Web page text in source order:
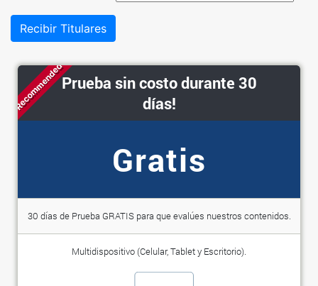
Recibir Titulares
RecommendedPrueba sin costo durante 30
días!
Gratis
30 días de Prueba GRATIS para que evalúes nuestros contenidos.
Multidispositivo (Celular, Tablet y Escritorio).